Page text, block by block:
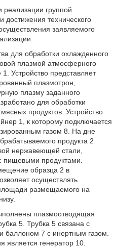
группой
достижения технического
заявляемого
для обработки охлажденного
плазмой атмосферного
Устройство представляет
плазмотрон,
плазму заданного
для обработки
продуктов. Устройство
1, к которому подключается
газом 8. На дне
продукта 2
нержавеющей стали,
пищевыми продуктами.
образца 2 в
осуществлять
размещаемого на
плазмоотводящая
5. Трубка 5 связана с
баллоном 7 с инертным газом.
является генератор 10.